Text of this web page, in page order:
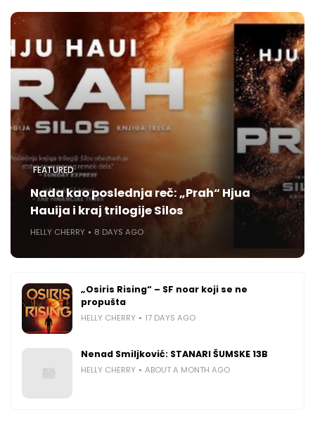
FEATURED
Nada kao poslednja reč: „Prah“ Hjua
Hauija i kraj trilogije Silos
HELLY CHERRY 8 DAYS AGO
„Osiris Rising“ – SF noar koji se ne
propušta
HELLY CHERRY 17 DAYS AGO
Nenad Smiljković: STANARI ŠUMSKE 13B
HELLY CHERRY ABOUT A MONTH AGO